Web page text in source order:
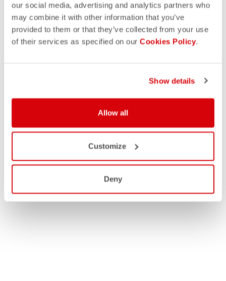
our social media, advertising and analytics partners who
may combine it with other information that you’ve
provided to them or that they’ve collected from your use
of their services as specified on our Cookies Policy.
Show details
Allow all
Customize
Deny
WOMEN